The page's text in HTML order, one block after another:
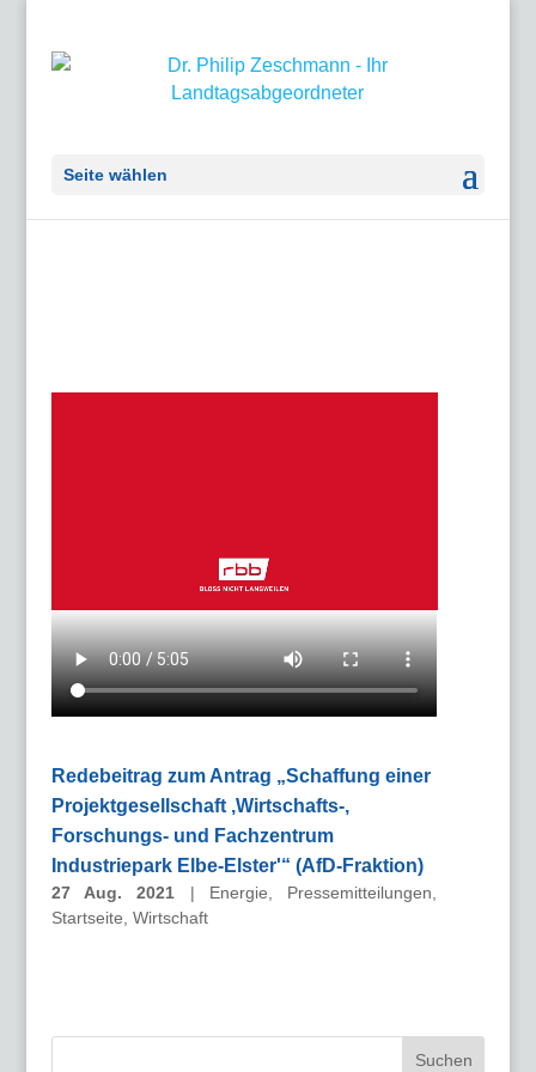
Seite wählen
Redebeitrag zum Antrag „Schaffung einer
Projektgesellschaft ‚Wirtschafts-,
Forschungs- und Fachzentrum
Industriepark Elbe-Elster'“ (AfD-Fraktion)
27 Aug. 2021 | Energie Pressemitteilungen
Startseite Wirtschaft